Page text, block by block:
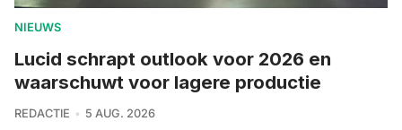
NIEUWS
Lucid schrapt outlook voor 2026 en
waarschuwt voor lagere productie
REDACTIE 5 AUG. 2026